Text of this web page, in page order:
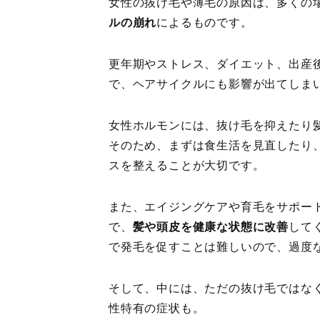
ルの崩れによるものです。
更年期やストレス、ダイエット、出産
で、ヘアサイクルにも影響が出てしま
女性ホルモンには、抜け毛を抑えたり
そのため、まずは食生活を見直したり
スを整えることが大切です。
また、エイジングケアや育毛をサポ
で、 髪や頭皮を健康な状態に改善 して
で発毛を促すことは難しいので、過度
そして、中には、ただの抜け毛ではな
性特有の症状も。